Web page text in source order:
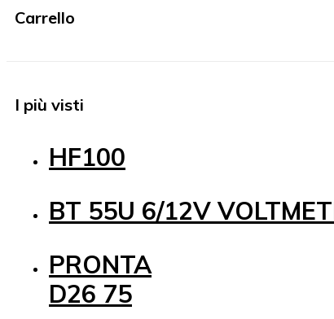
Carrello
I più visti
HF100
BT 55U 6/12V
PRONTA
D26 75